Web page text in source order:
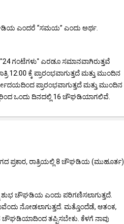
ಎಂದರೆ “ಸಮಯ” ಎಂದು ಅರ್ಥ.
ಗಂಟೆಗಳು" ಎರಡೂ ಸಮಾನವಾಗಿರುತ್ತವೆ
ಕ್ಕೆ ಪ್ರಾರಂಭವಾಗುತ್ತದೆ ಮತ್ತು ಮುಂದಿನ
ಪ್ರಾರಂಭವಾಗುತ್ತದೆ ಮತ್ತು ಮುಂದಿನ
ಒಂದು ದಿನದಲ್ಲಿ 16 ಚೌಘಡಿಯಾಗಲಿವೆ.
ಪ್ರಕಾರ, ರಾತ್ರಿಯಲ್ಲಿ 8 ಚೌಘಡಿಯ (ಮುಹೂರ್ತ)
ಚೌಘಡಿಯ ಎಂದು ಪರಿಗಣಿಸಲಾಗುತ್ತದೆ.
ನೋಡಲಾಗುತ್ತದೆ. ಮತ್ತೊಂದೆಡೆ, ಆತಂಕ,
ತಪ್ಪಿಸಬೇಕು. ಕೆಳಗೆ ನಾವು